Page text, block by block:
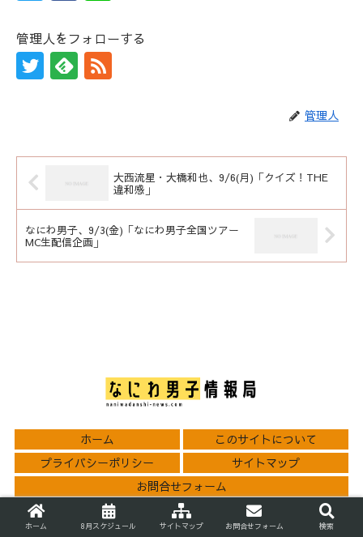
管理人をフォローする
管理人
大西流星・大橋和也、9/6(月)「クイズ！THE
違和感」
なにわ男子、9/3(金)「なにわ男子全国ツアー
MC生配信企画」
ホーム
このサイトについて
プライバシーポリシー
サイトマップ
お問合せフォーム
© 2021 なにわ男子情報局.
ホーム 8月スケジュール サイトマップ お問合せフォーム 検索